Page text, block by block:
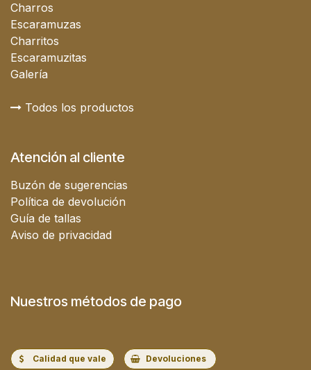
Charros
Escaramuzas
Charritos
Escaramuzitas
Galería
Todos los productos
Atención al cliente
Buzón de sugerencias
Política de devolución
Guía de tallas
Aviso de privacidad
Nuestros métodos de pago
Calidad que vale Devoluciones